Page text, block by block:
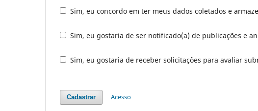
Sim, eu concordo em ter meus dados coletados e
Sim, eu gostaria de ser notificado(a) de publicações e
Sim, eu gostaria de receber solicitações para avaliar
Cadastrar Acesso